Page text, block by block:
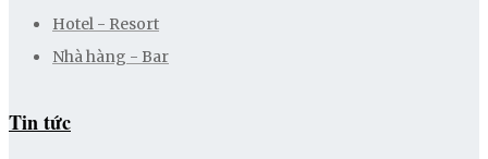
Hotel - Resort
Nhà hàng - Bar
Tin tức